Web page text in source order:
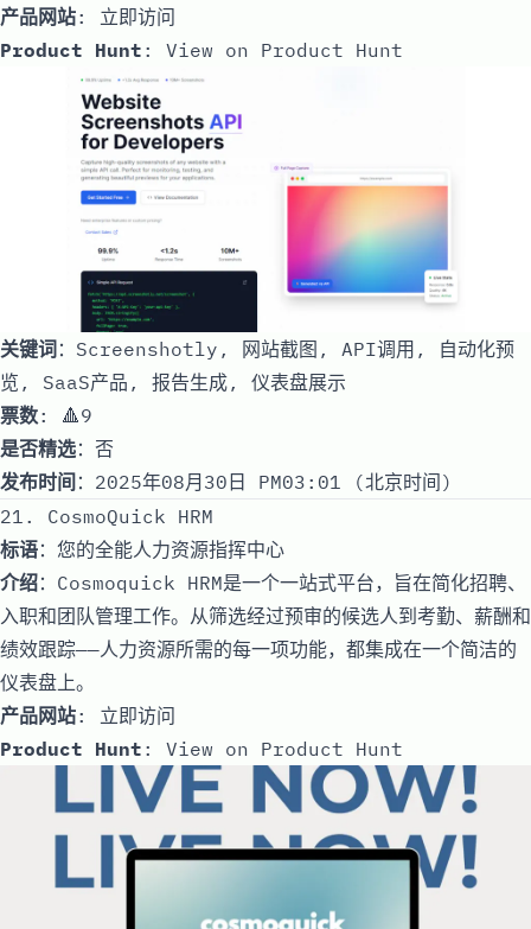
产品网站: 立即访问
Product Hunt : View on Product Hunt
关键词：Screenshotly, 网站截图, API调用, 自动化预
览, SaaS产品, 报告生成, 仪表盘展示
票数: 🔺9
是否精选：否
发布时间 ：2025年08月30日 PM03:01 (北京时间)
21. CosmoQuick HRM
标语：您的全能人力资源指挥中心
介绍：Cosmoquick HRM是一个一站式平台，旨在简化招聘、
入职和团队管理工作。从筛选经过预审的候选人到考勤、薪酬和
绩效跟踪——人力资源所需的每一项功能，都集成在一个简洁的
仪表盘上。
产品网站: 立即访问
Product Hunt : View on Product Hunt